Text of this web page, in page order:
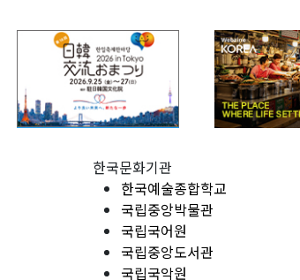
한국문화기관
한국예술종합학교
국립중앙박물관
국립국어원
국립중앙도서관
국립국악원